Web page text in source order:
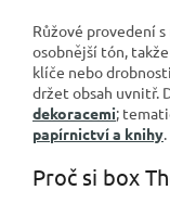
Růžové provedení
osobnější tón,
klíče nebo
držet obsah uvnitř.
dekoracemi;
papírnictví a knihy.
Proč si box